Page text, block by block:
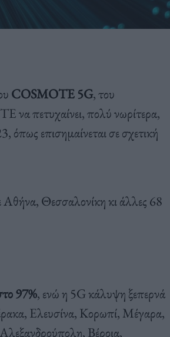
COSMOTE 5G, του
να πετυχαίνει, πολύ νωρίτερα,
όπως επισημαίνεται σε σχετική
Θεσσαλονίκη κι άλλες 68
97%, ενώ η 5G κάλυψη ξεπερνά
Ελευσίνα, Κορωπί, Μέγαρα,
Βέροια,